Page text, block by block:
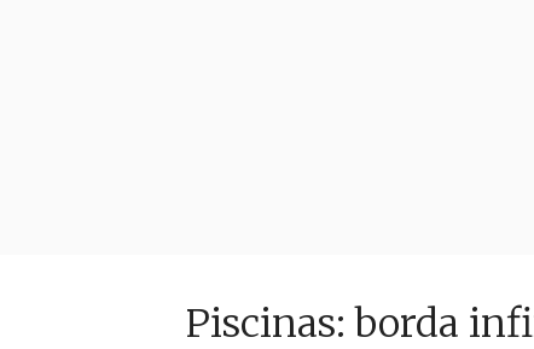
Piscinas: borda